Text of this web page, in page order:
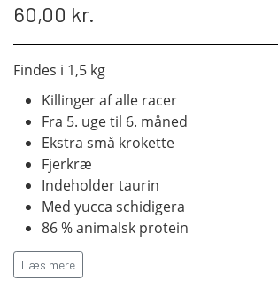
60,00 kr.
Findes i 1,5 kg
Killinger af alle racer
Fra 5. uge til 6. måned
Ekstra små krokette
Fjerkræ
Indeholder taurin
Med yucca schidigera
86 % animalsk protein
32/18 Protein/fedt
Anbefalet af dyrlæger og opdrættere
Læs mere